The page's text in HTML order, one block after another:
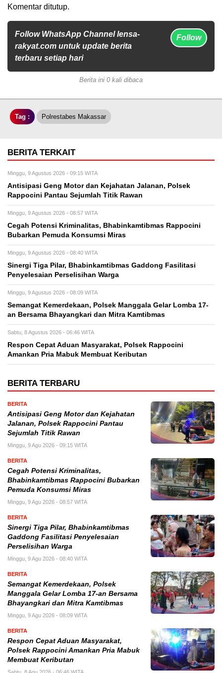
Komentar ditutup.
Follow WhatsApp Channel lensa-
rakyat.com untuk update berita
terbaru setiap hari
Follow
Berita ini 0 kali dibaca
Tag : Polrestabes Makassar
BERITA TERKAIT
Minggu, 9 Agustus 2026 - 09:15 WITA
Antisipasi Geng Motor dan Kejahatan Jalanan, Polsek
Rappocini Pantau Sejumlah Titik Rawan
Minggu, 9 Agustus 2026 - 08:57 WITA
Cegah Potensi Kriminalitas, Bhabinkamtibmas Rappocini
Bubarkan Pemuda Konsumsi Miras
Minggu, 9 Agustus 2026 - 08:40 WITA
Sinergi Tiga Pilar, Bhabinkamtibmas Gaddong Fasilitasi
Penyelesaian Perselisihan Warga
Minggu, 9 Agustus 2026 - 08:09 WITA
Semangat Kemerdekaan, Polsek Manggala Gelar Lomba 17-
an Bersama Bhayangkari dan Mitra Kamtibmas
Sabtu, 8 Agustus 2026 - 06:46 WITA
Respon Cepat Aduan Masyarakat, Polsek Rappocini
Amankan Pria Mabuk Membuat Keributan
BERITA TERBARU
BERITA
Antisipasi Geng Motor dan Kejahatan
Jalanan, Polsek Rappocini Pantau
Sejumlah Titik Rawan
Minggu, 9 Agu 2026 - 09:15 WITA
BERITA
Cegah Potensi Kriminalitas,
Bhabinkamtibmas Rappocini Bubarkan
Pemuda Konsumsi Miras
Minggu, 9 Agu 2026 - 08:57 WITA
BERITA
Sinergi Tiga Pilar, Bhabinkamtibmas
Gaddong Fasilitasi Penyelesaian
Perselisihan Warga
Minggu, 9 Agu 2026 - 08:40 WITA
BERITA
Semangat Kemerdekaan, Polsek
Manggala Gelar Lomba 17-an Bersama
Bhayangkari dan Mitra Kamtibmas
Minggu, 9 Agu 2026 - 08:09 WITA
BERITA
Respon Cepat Aduan Masyarakat,
Polsek Rappocini Amankan Pria Mabuk
Membuat Keributan